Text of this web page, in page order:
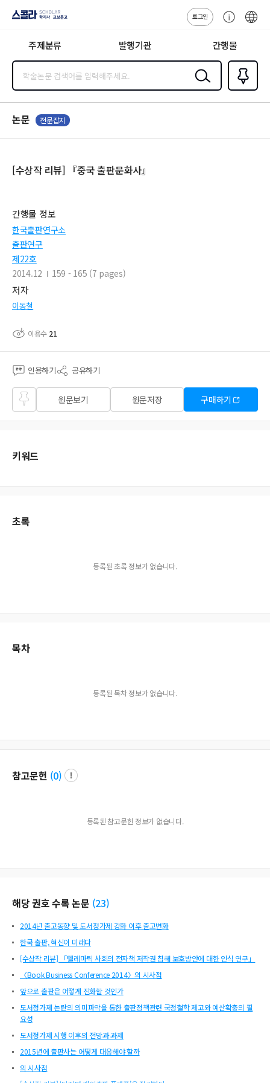
지사·교보문고
로그인
센
주제분류 발행기관 간행물
검색
즐겨찾
기0
논문 전문잡지
[수상작 리뷰] 『중국 출판문화사』
간행물 정보
한국출판연구소
출판연구
제22호
2014.12
159 - 165 (7 pages)
저자
이동철
이용수 21
인용하기 공유하기
즐겨
찾기
원문보기 원문저장 구매하기
키워드
초록
등록된 초록 정보가 없습니다.
목차
등록된 목차 정보가 없습니다.
참고문헌 (0)
등록된 참고문헌 정보가 없습니다.
해당 권호 수록 논문 (23)
2014년 출고동향 및 도서정가제 강화 이후 출고변화
한국 출판, 혁신이 미래다
[수상작 리뷰] 「텔레마틱 사회의 전자책 저작권 침해 보호방안에 대한 인식 연구」
〈Book Business Conference 2014〉의 시사점
앞으로 출판은 어떻게 진화할 것인가
도서정가제 논란의 의미파악을 통한 출판정책관련 국정철학 제고와 예산확충의 필
요성
도서정가제 시행 이후의 전망과 과제
2015년에 출판사는 어떻게 대응해야 할까
의 시사점